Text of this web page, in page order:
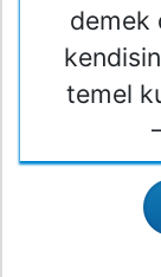
demek
temel